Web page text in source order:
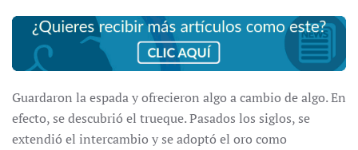
Guardaron la espada y ofrecieron algo a cambio de algo. En
efecto, se descubrió el trueque. Pasados los siglos, se
extendió el intercambio y se adoptó el oro como